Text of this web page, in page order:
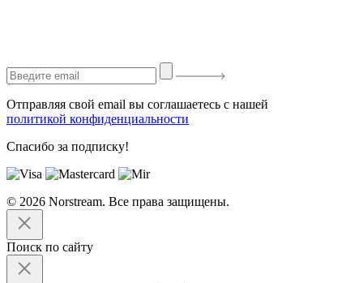
Отправляя свой email вы соглашаетесь с нашей
политикой конфиденциальности
Спасибо за подписку!
© 2026 Norstream. Все права защищены.
Поиск по сайту